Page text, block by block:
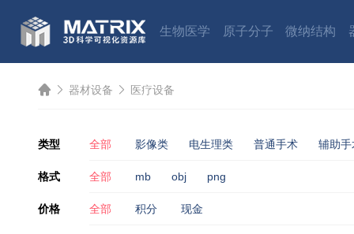
生物医学 原子分子 微纳结构
器材设备 医疗设备
类型 全部 影像类 电生理类 普通手术 辅助手
格式 全部 mb obj png
价格 全部 积分 现金